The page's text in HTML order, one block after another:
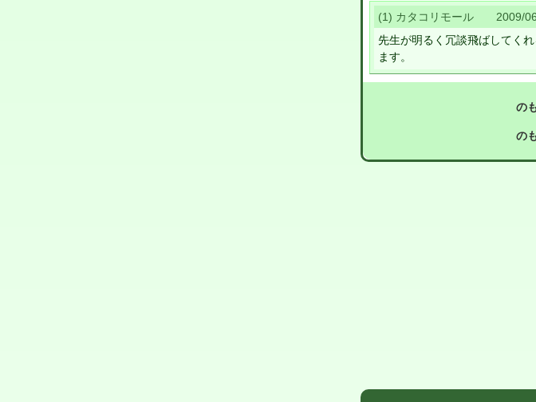
(1) カタコリモール 2009/
先生が明るく冗談飛ばしてく
ます。
の
の